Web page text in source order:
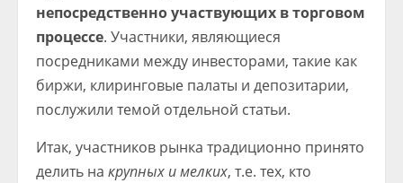
непосредственноучаствующих в торговом
процессе. Участники, являющиеся
посредниками между инвесторами, такие как
биржи, клиринговые палаты и депозитарии,
послужили темой отдельной статьи.
Итак, участников рынка традиционно принято
делить на крупных и мелких, т.е. тех, кто